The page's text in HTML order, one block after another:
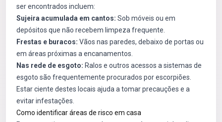
ser encontrados incluem:
Sujeira acumulada em cantos: Sob móveis ou em
depósitos que não recebem limpeza frequente.
Frestas e buracos: Vãos nas paredes, debaixo de portas ou
em áreas próximas a encanamentos.
Nas rede de esgoto: Ralos e outros acessos a sistemas de
esgoto são frequentemente procurados por escorpiões.
Estar ciente destes locais ajuda a tomar precauções e a
evitar infestações.
Como identificar áreas de risco em casa